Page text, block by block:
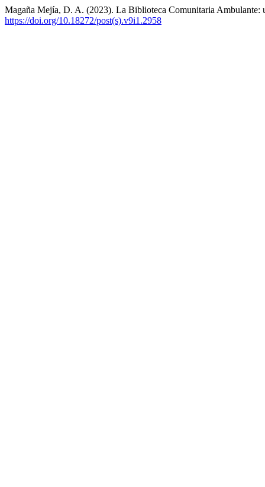
Magaña Mejía, D. A. (2023). La Biblioteca Comunitaria Ambulante:
https://doi.org/10.18272/post(s).v9i1.2958